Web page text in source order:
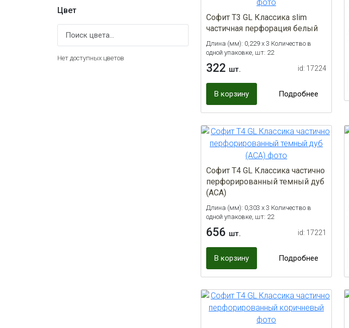
Цвет
Нет доступных цветов
Софит Т3 GL Классика slim
частичная перфорация белый
Длина (мм): 0,229 х 3 Количество в
одной упаковке, шт: 22
322 шт. id: 17224
В корзину Подробнее
Софит Т4 GL Классика частично
перфорированный темный дуб
(АСА)
Длина (мм): 0,303 х 3 Количество в
одной упаковке, шт: 22
656 шт. id: 17221
В корзину Подробнее